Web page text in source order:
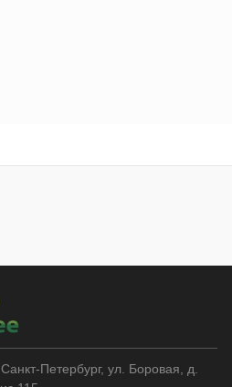
Санкт-Петербург, ул. Боровая, д.